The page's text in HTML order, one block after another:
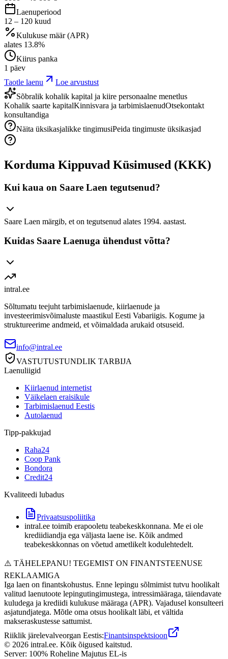
Laenuperiood
12 – 120 kuud
Kulukuse määr (APR)
alates 13.8%
Kiirus panka
1 päev
Taotle laenu
Loe arvustust
Sõbralik kohalik kapital ja kiire personaalne menetlus
Kohalik saarte kapitalKinnisvara ja tarbimislaenudOtsekontakt
konsultandiga
Näita üksikasjalikke tingimusiPeida tingimuste üksikasjad
Korduma Kippuvad Küsimused (KKK)
Kui kaua on Saare Laen tegutsenud?
Saare Laen märgib, et on tegutsenud alates 1994. aastast.
Kuidas Saare Laenuga ühendust võtta?
intral.ee
Sõltumatu teejuht tarbimislaenude, kiirlaenude ja
investeerimisvõimaluste maastikul Eesti Vabariigis. Kogume ja
struktureerime andmeid, et võimaldada arukaid otsuseid.
info@intral.ee
VASTUTUSTUNDLIK TARBIJA
Laenuliigid
Kiirlaenud internetist
Väikelaen eraisikule
Tarbimislaenud Eestis
Autolaenud
Tipp-pakkujad
Raha24
Coop Pank
Bondora
Credit24
Kvaliteedi lubadus
Privaatsuspoliitika
intral.ee toimib erapooletu teabekeskkonnana. Me ei ole
krediidiandja ega väljasta laene ise. Kõik andmed
teabekeskkonnas on võetud ametlikelt kodulehtedelt.
⚠️ TÄHELEPANU! TEGEMIST ON FINANTSTEENUSE
REKLAAMIGA
Iga laen on finantskohustus. Enne lepingu sõlmimist tutvu hoolikalt
valitud laenutoote lepingutingimustega, intressimääraga, täiendavate
kuludega ja krediidi kulukuse määraga (APR). Vajadusel konsulteeri
asjatundjatega. Mõtle oma otsus hoolikalt läbi, et vältida
makseraskustesse sattumist.
Riiklik järelevalveorgan Eestis:Finantsinspektsioon
© 2026 intral.ee. Kõik õigused kaitstud.
Server: 100% Roheline Majutus EL-is